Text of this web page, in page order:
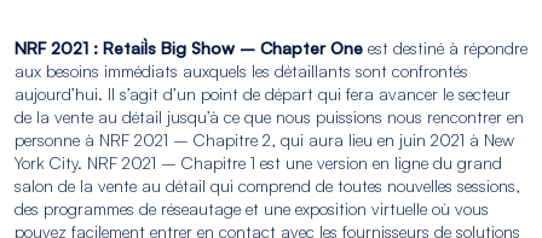
NRF 2021 : Retail`s Big Show – Chapter One est destiné à répondre
aux besoins immédiats auxquels les détaillants sont confrontés
aujourd’hui. Il s’agit d’un point de départ qui fera avancer le secteur
de la vente au détail jusqu’à ce que nous puissions nous rencontrer en
personne à NRF 2021 – Chapitre 2, qui aura lieu en juin 2021 à New
York City. NRF 2021 – Chapitre 1 est une version en ligne du grand
salon de la vente au détail qui comprend de toutes nouvelles sessions,
des programmes de réseautage et une exposition virtuelle où vous
pouvez facilement entrer en contact avec les fournisseurs de solutions